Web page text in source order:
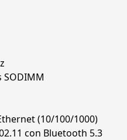
SODIMM
(10/100/1000)
con Bluetooth 5.3